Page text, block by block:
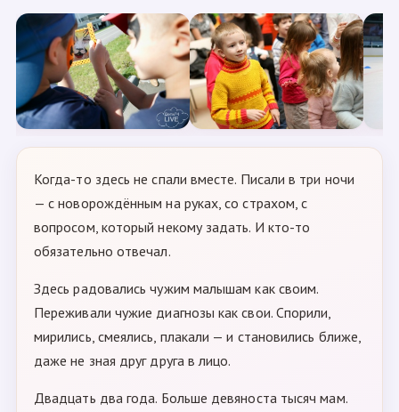
Когда-то здесь не спали вместе. Писали в три ночи
— с новорождённым на руках, со страхом, с
вопросом, который некому задать. И кто-то
обязательно отвечал.
Здесь радовались чужим малышам как своим.
Переживали чужие диагнозы как свои. Спорили,
мирились, смеялись, плакали — и становились ближе,
даже не зная друг друга в лицо.
Двадцать два года. Больше девяноста тысяч мам.